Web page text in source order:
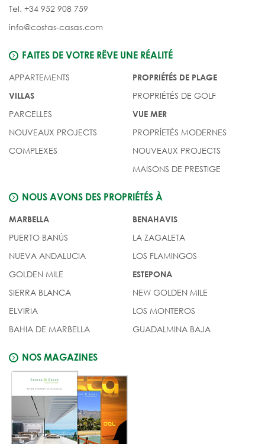
Tel. +34 952 908 759
info@costas-casas.com
FAITES DE VOTRE RÊVE UNE RÉALITÉ
APPARTEMENTS
VILLAS
PARCELLES
NOUVEAUX PROJECTS
COMPLEXES
PROPRIÉTÉS DE PLAGE
PROPRIÉTÉS DE GOLF
VUE MER
PROPRÍETÉS MODERNES
NOUVEAUX PROJECTS
MAISONS DE PRESTIGE
NOUS AVONS DES PROPRIÉTÉS À
MARBELLA
PUERTO BANÚS
NUEVA ANDALUCIA
GOLDEN MILE
SIERRA BLANCA
ELVIRIA
BAHIA DE MARBELLA
BENAHAVIS
LA ZAGALETA
LOS FLAMINGOS
ESTEPONA
NEW GOLDEN MILE
LOS MONTEROS
GUADALMINA BAJA
NOS MAGAZINES